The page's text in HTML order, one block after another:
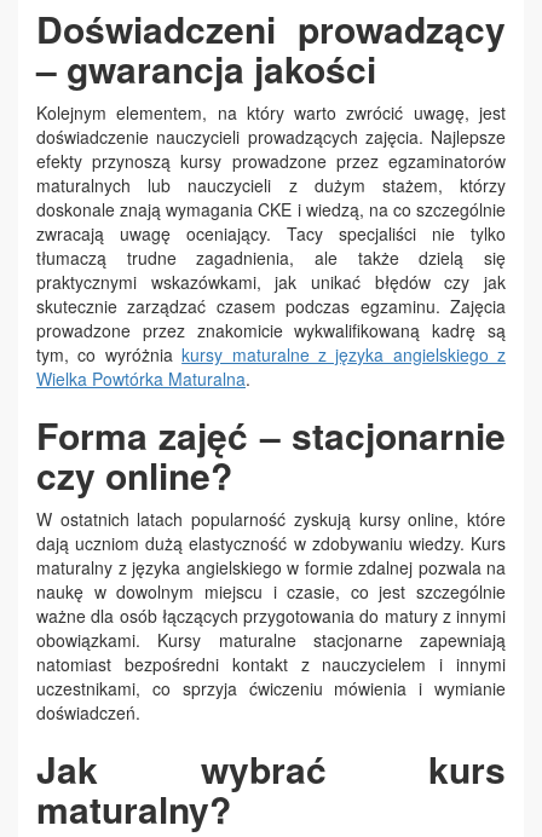
Doświadczeni prowadzący
– gwarancja jakości
Kolejnym elementem, na który warto zwrócić uwagę, jest
doświadczenie nauczycieli prowadzących zajęcia. Najlepsze
efekty przynoszą kursy prowadzone przez egzaminatorów
maturalnych lub nauczycieli z dużym stażem, którzy
doskonale znają wymagania CKE i wiedzą, na co szczególnie
zwracają uwagę oceniający. Tacy specjaliści nie tylko
tłumaczą trudne zagadnienia, ale także dzielą się
praktycznymi wskazówkami, jak unikać błędów czy jak
skutecznie zarządzać czasem podczas egzaminu. Zajęcia
prowadzone przez znakomicie wykwalifikowaną kadrę są
tym, co wyróżniakursy maturalne z języka angielskiego z
Wielka Powtórka Maturalna.
Forma zajęć – stacjonarnie
czy online?
W ostatnich latach popularność zyskują kursy online, które
dają uczniom dużą elastyczność w zdobywaniu wiedzy. Kurs
maturalny z języka angielskiego w formie zdalnej pozwala na
naukę w dowolnym miejscu i czasie, co jest szczególnie
ważne dla osób łączących przygotowania do matury z innymi
obowiązkami. Kursy maturalne stacjonarne zapewniają
natomiast bezpośredni kontakt z nauczycielem i innymi
uczestnikami, co sprzyja ćwiczeniu mówienia i wymianie
doświadczeń.
Jak wybrać kurs
maturalny?